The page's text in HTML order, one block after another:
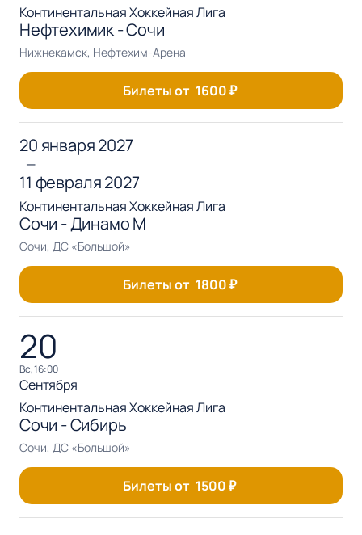
Континентальная Хоккейная Лига
Нефтехимик - Сочи
Нижнекамск, Нефтехим-Арена
Билеты от 1600₽
20 января 2027
—
11 февраля 2027
Континентальная Хоккейная Лига
Сочи - Динамо М
Сочи, ДС «Большой»
Билеты от 1800₽
20
вс, 16:00
Сентября
Континентальная Хоккейная Лига
Сочи - Сибирь
Сочи, ДС «Большой»
Билеты от 1500₽